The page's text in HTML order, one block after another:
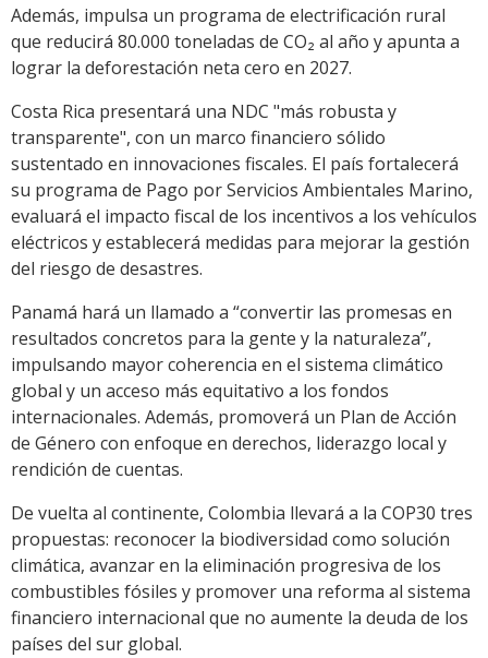
Además, impulsa un programa de electrificación rural
que reducirá 80.000 toneladas de CO₂ al año y apunta a
lograr la deforestación neta cero en 2027.
Costa Rica presentará una NDC "más robusta y
transparente", con un marco financiero sólido
sustentado en innovaciones fiscales. El país fortalecerá
su programa de Pago por Servicios Ambientales Marino,
evaluará el impacto fiscal de los incentivos a los vehículos
eléctricos y establecerá medidas para mejorar la gestión
del riesgo de desastres.
Panamá hará un llamado a “convertir las promesas en
resultados concretos para la gente y la naturaleza”,
impulsando mayor coherencia en el sistema climático
global y un acceso más equitativo a los fondos
internacionales. Además, promoverá un Plan de Acción
de Género con enfoque en derechos, liderazgo local y
rendición de cuentas.
De vuelta al continente, Colombia llevará a la COP30 tres
propuestas: reconocer la biodiversidad como solución
climática, avanzar en la eliminación progresiva de los
combustibles fósiles y promover una reforma al sistema
financiero internacional que no aumente la deuda de los
países del sur global.